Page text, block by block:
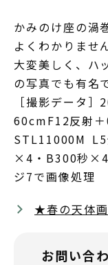
かみのけ座の渦
よくわかりませ
大変美しく、ハ
の写真でも有名で
［撮影データ
60cmF12反射
STL11000M
×4・B300秒
ジ7で画像処理
★春の天体
お問い合